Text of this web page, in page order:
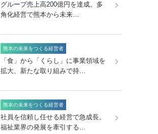
グループ売上高200億円を達成。多
角化経営で熊本から未来…
熊本の未来をつくる経営者
「食」から「くらし」に事業領域を
拡大、新たな取り組みで持…
熊本の未来をつくる経営者
社員を信頼し任せる経営で急成長。
福祉業界の発展を牽引する…